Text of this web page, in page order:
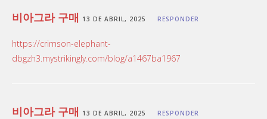
비아그라 구매 13 DE ABRIL, 2025 RESPONDER
https://crimson-elephant-
dbgzh3.mystrikingly.com/blog/a1467ba1967
비아그라 구매 13 DE ABRIL, 2025 RESPONDER